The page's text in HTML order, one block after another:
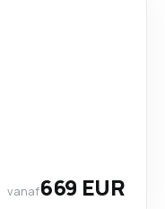
vanaf669 EUR